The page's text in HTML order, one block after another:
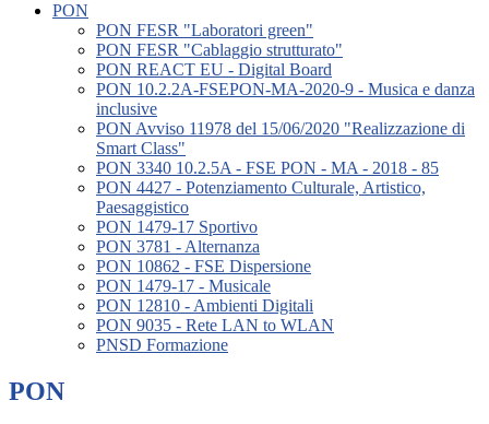
PON
PON FESR "Laboratori green"
PON FESR "Cablaggio strutturato"
PON REACT EU - Digital Board
PON 10.2.2A-FSEPON-MA-2020-9 - Musica e danza
inclusive
PON Avviso 11978 del 15/06/2020 "Realizzazione di
Smart Class"
PON 3340 10.2.5A - FSE PON - MA - 2018 - 85
PON 4427 - Potenziamento Culturale, Artistico,
Paesaggistico
PON 1479-17 Sportivo
PON 3781 - Alternanza
PON 10862 - FSE Dispersione
PON 1479-17 - Musicale
PON 12810 - Ambienti Digitali
PON 9035 - Rete LAN to WLAN
PNSD Formazione
PON